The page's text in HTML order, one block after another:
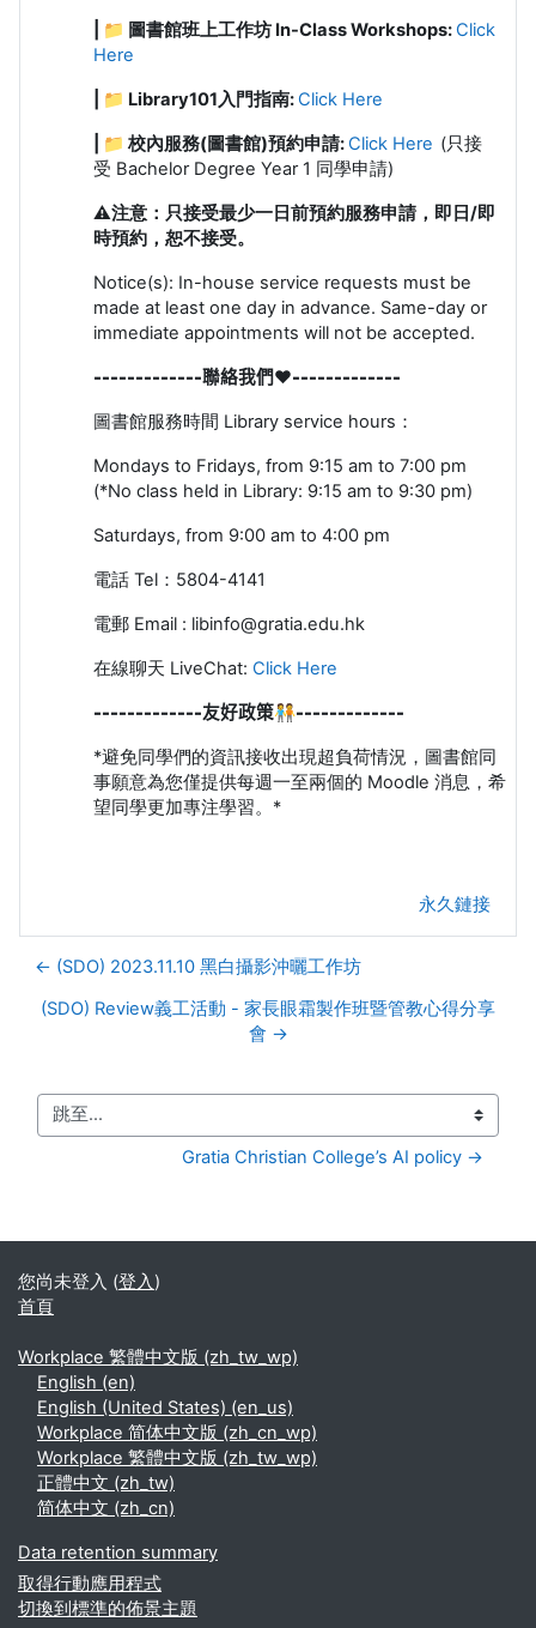
| 📁 圖書館班上工作坊 In-Class Workshops:Click
Here
| 📁 Library101入門指南:Click Here
| 📁 校內服務(圖書館)預約申請:Click Here (只接
受 Bachelor Degree Year 1 同學申請)
⚠️注意：只接受最少一日前預約服務申請，即日/即
時預約，恕不接受。
Notice(s): In-house service requests must be
made at least one day in advance. Same-day or
immediate appointments will not be accepted.
-------------聯絡我們❤️-------------
圖書館服務時間 Library service hours ：
Mondays to Fridays, from 9:15 am to 7:00 pm
(*No class held in Library: 9:15 am to 9:30 pm)
Saturdays, from 9:00 am to 4:00 pm
電話 Tel ： 5804-4141
電郵 Email : libinfo@gratia.edu.hk
在線聊天 LiveChat: Click Here
-------------友好政策🧑‍🤝‍🧑-------------
*避免同學們的資訊接收出現超負荷情況，圖書館同
事願意為您僅提供每週一至兩個的 Moodle 消息，希
望同學更加專注學習。*
永久鏈接
← (SDO) 2023.11.10 黑白攝影沖曬工作坊
(SDO) Review義工活動 - 家長眼霜製作班暨管教心得分享
會 →
跳至...
Gratia Christian College’s AI policy →
您尚未登入 (登入)
首頁
Workplace 繁體中文版 ‎(zh_tw_wp)‎
English ‎(en)‎
English (United States) ‎(en_us)‎
Workplace 简体中文版 ‎(zh_cn_wp)‎
Workplace 繁體中文版 ‎(zh_tw_wp)‎
正體中文 ‎(zh_tw)‎
简体中文 ‎(zh_cn)‎
Data retention summary
取得行動應用程式
切換到標準的佈景主題